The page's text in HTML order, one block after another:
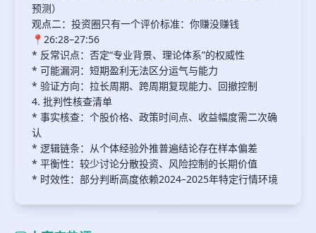
预测）
观点二：投资圈只有一个评价标准：你赚没赚钱
📍26:28–27:56
* 反常识点：否定“专业背景、理论体系”的权威性
* 可能漏洞：短期盈利无法区分运气与能力
* 验证方向：拉长周期、跨周期复现能力、回撤控制
4. 批判性核查清单
* 事实核查：个股价格、政策时间点、收益幅度需二次确
认
* 逻辑链条：从个体经验外推普遍结论存在样本偏差
* 平衡性：较少讨论分散投资、风险控制的长期价值
* 时效性：部分判断高度依赖2024–2025年特定行情环境